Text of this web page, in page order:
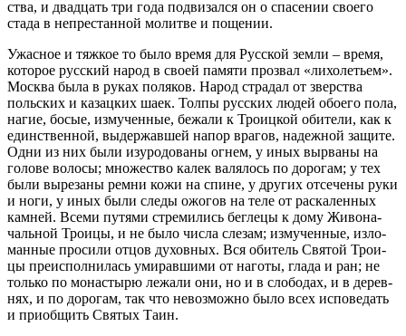
ства, и два­дцать три го­да под­ви­зал­ся он о спа­се­нии сво­е­го
ста­да в непре­стан­ной мо­лит­ве и по­ще­нии.
Ужас­ное и тяж­кое то бы­ло вре­мя для Рус­ской зем­ли – вре­мя,
ко­то­рое рус­ский на­род в сво­ей па­мя­ти про­звал «ли­хо­ле­тьем».
Москва бы­ла в ру­ках по­ля­ков. На­род стра­дал от звер­ства
поль­ских и ка­зац­ких ша­ек. Тол­пы рус­ских лю­дей обо­е­го по­ла,
на­гие, бо­сые, из­му­чен­ные, бе­жа­ли к Тро­иц­кой оби­те­ли, как к
един­ствен­ной, вы­дер­жав­шей на­пор вра­гов, на­деж­ной за­щи­те.
Од­ни из них бы­ли изуро­до­ва­ны ог­нем, у иных вы­рва­ны на
го­ло­ве во­ло­сы; мно­же­ство ка­лек ва­ля­лось по до­ро­гам; у тех
бы­ли вы­ре­за­ны рем­ни ко­жи на спине, у дру­гих от­се­че­ны ру­ки
и но­ги, у иных бы­ли сле­ды ожо­гов на те­ле от рас­ка­лен­ных
кам­ней. Все­ми пу­тя­ми стре­ми­лись бег­ле­цы к до­му Жи­во­на­
чаль­ной Тро­и­цы, и не бы­ло чис­ла сле­зам; из­му­чен­ные, из­ло­
ман­ные про­си­ли от­цов ду­хов­ных. Вся оби­тель Свя­той Тро­и­
цы пре­ис­пол­ни­лась уми­рав­ши­ми от на­го­ты, гла­да и ран; не
толь­ко по мо­на­сты­рю ле­жа­ли они, но и в сло­бо­дах, и в де­рев­
нях, и по до­ро­гам, так что невоз­мож­но бы­ло всех ис­по­ве­дать
и при­об­щить Свя­тых Та­ин.